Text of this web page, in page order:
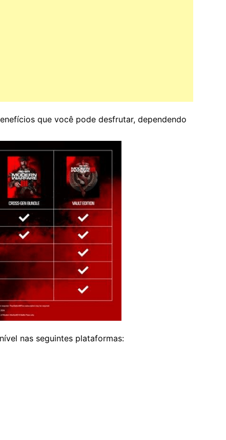
que você pode desfrutar, dependendo
nas seguintes plataformas: